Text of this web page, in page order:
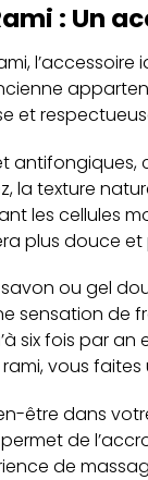
: Un
et
la texture
les cellules
plus douce et
ou gel
sensation de
six fois par
vous
être dans
de
de